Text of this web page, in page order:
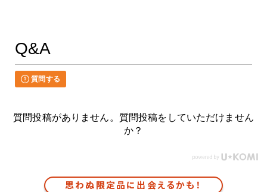
Q&A
質問する
質問投稿がありません。質問投稿をしていただけません
か？
思わぬ限定品に出会えるかも！